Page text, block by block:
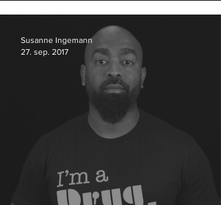
Anmeldelse af valgplakater
Susanne Ingemann
27. sep. 2017